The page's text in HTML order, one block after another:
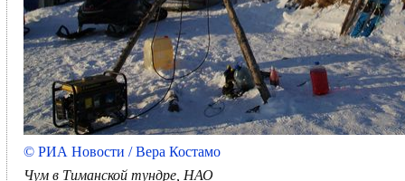
© РИА Новости / Вера Костамо
Чум в Тиманской тундре, НАО